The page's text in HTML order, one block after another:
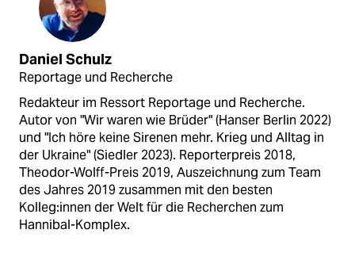
Daniel Schulz
Reportage und Recherche
Redakteur im Ressort Reportage und Recherche.
Autor von "Wir waren wie Brüder" (Hanser Berlin 2022)
und "Ich höre keine Sirenen mehr. Krieg und Alltag in
der Ukraine" (Siedler 2023). Reporterpreis 2018,
Theodor-Wolff-Preis 2019, Auszeichnung zum Team
des Jahres 2019 zusammen mit den besten
Kolleg:innen der Welt für die Recherchen zum
Hannibal-Komplex.